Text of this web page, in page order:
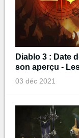
Diablo 3 : Date
son aperçu -
03 déc 2021